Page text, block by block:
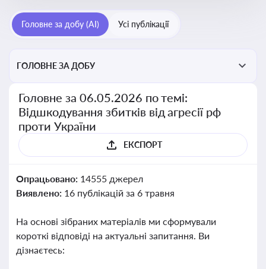
Головне за добу (AI) Усі публікації
ГОЛОВНЕ ЗА ДОБУ
Головне за 06.05.2026 по темі:
Відшкодування збитків від агресії рф
проти України
ЕКСПОРТ
Опрацьовано: 14555 джерел
Виявлено: 16 публікацій за 6 травня
На основі зібраних матеріалів ми сформували
короткі відповіді на актуальні запитання. Ви
дізнаєтесь: